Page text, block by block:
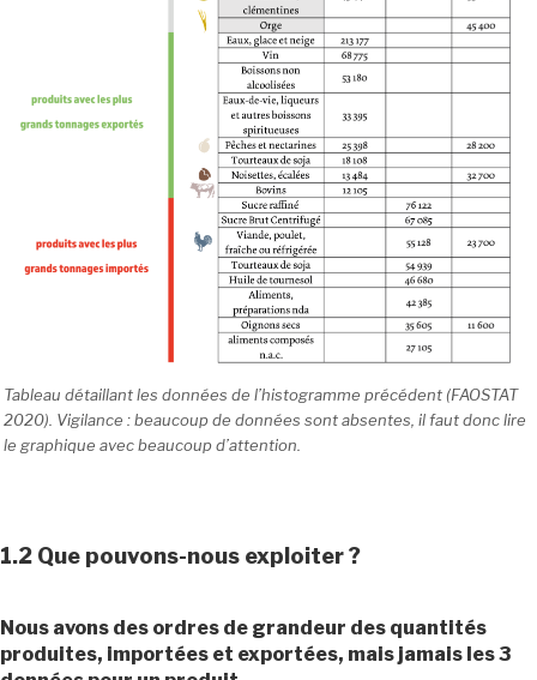
Tableau détaillant les données de l’histogramme précédent (FAOSTAT
2020). Vigilance : beaucoup de données sont absentes, il faut donc lire
le graphique avec beaucoup d’attention.
1.2 Que pouvons-nous exploiter ?
Nous avons des ordres de grandeur des quantités
produites, importées et exportées, mais jamais les 3